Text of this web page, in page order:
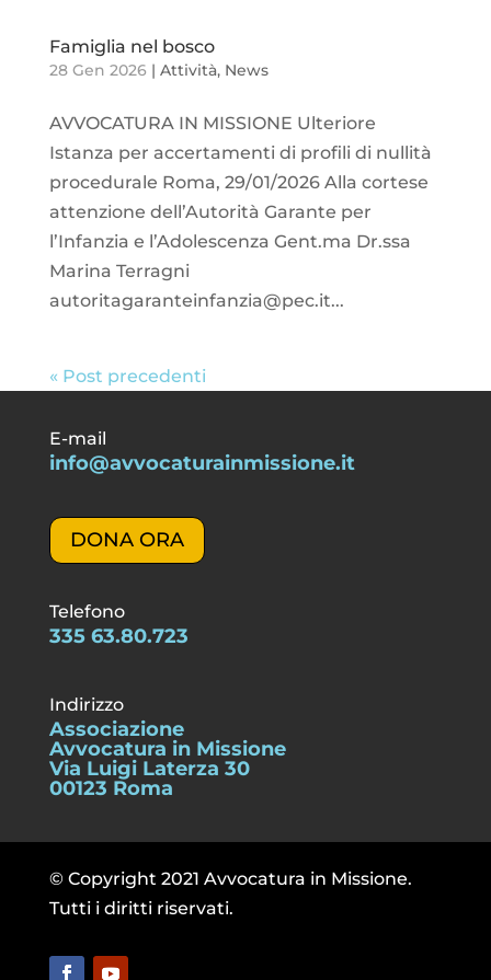
Famiglia nel bosco
28 Gen 2026 | Attività, News
AVVOCATURA IN MISSIONE Ulteriore
Istanza per accertamenti di profili di nullità
procedurale Roma, 29/01/2026 Alla cortese
attenzione dell’Autorità Garante per
l’Infanzia e l’Adolescenza Gent.ma Dr.ssa
Marina Terragni
autoritagaranteinfanzia@pec.it...
« Post precedenti
E-mail
info@avvocaturainmissione.it
DONA ORA
Telefono
335 63.80.723
Indirizzo
Associazione
Avvocatura in Missione
Via Luigi Laterza 30
00123 Roma
© Copyright 2021 Avvocatura in Missione.
Tutti i diritti riservati.